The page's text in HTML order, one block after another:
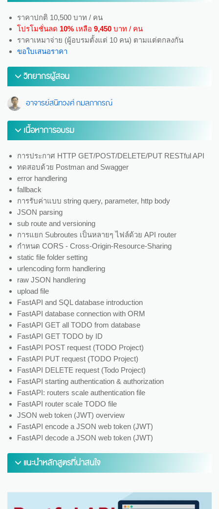
ราคาปกติ 10,500 บาท / คน
โปรโมชั่นลด 10% เหลือ 9,450 บาท / คน
ราคาเหมาจ่าย (ผู้อบรมตั้งแต่ 10 คน) ตามแต่ตกลงกัน
ขอใบเสนอราคา
วิทยากรผู้สอน
อาจารย์สนิทวงศ์ กมลภากรณ์
เนื้อหาการอบรม
การประกาศ HTTP GET/POST/DELETE/PUT RESTful API
ทดสอบด้วย Postman and Swagger
error handlering
fallback
การรับค่าแบบ string query, parameter, http body
JSON parsing
sub route and versioning
การแยก Subroutes เป็นหลายๆ ไฟล์ด้วย API router
กำหนด CORS - Cross-Origin-Resource-Sharing
static file folder setting
urlencoding form handlering
raw JSON handlering
upload file
FastAPI and SQL database introduction
FastAPI database connection with ORM
FastAPI GET all TODO from database
FastAPI GET TODO by ID
FastAPI POST request (TODO Project)
FastAPI PUT request (TODO Project)
FastAPI DELETE request (Todo Project)
FastAPI starting authentication & authorization
FastAPI: routers scale authentication file
FastAPI router scale TODO file
JSON web token (JWT) overview
FastAPI encode a JSON web token (JWT)
FastAPI decode a JSON web token (JWT)
แนะนำหลักสูตรที่น่าสนใจ